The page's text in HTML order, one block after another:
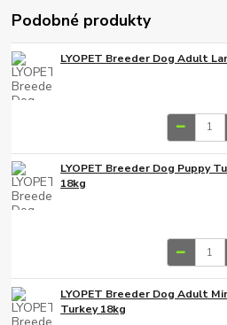
Podobné produkty
LYOPET Breeder Dog Adult
LYOPET Breeder Dog Puppy
18kg
LYOPET Breeder Dog Adult
Turkey 18kg